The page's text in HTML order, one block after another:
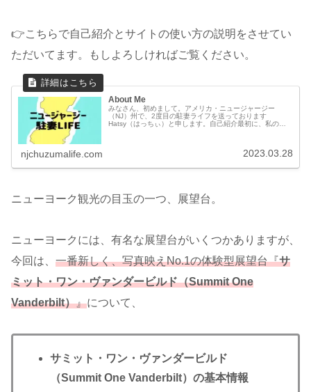
👉こちらで自己紹介とサイトの使い方の説明をさせてい
ただいてます。もしよろしければご覧ください。
About Me
みなさん、初めまして。アメリカ・ニュージャージー
（NJ）州で、2度目の駐妻ライフを送っております
Hatsy（はっちぃ）と申します。自己紹介最初に、私の自
njchuzumalife.com 2023.03.28
ニューヨーク観光の目玉の一つ、展望台。
ニューヨークには、有名な展望台がいくつかありますが、
今回は、 一番新しく、写真映えNo.1の体験型展望台『サ
ミット・ワン・ヴァンダービルド（Summit One
Vanderbilt）』について、
サミット・ワン・ヴァンダービルド
（Summit One Vanderbilt）の基本情報